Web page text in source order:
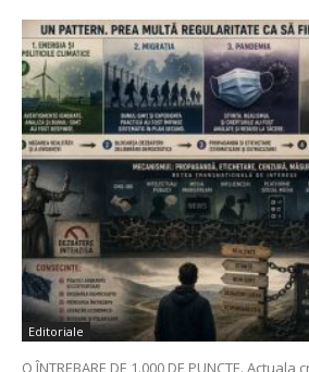
Editoriale
O ÎNTREBARE DE 1.000 DE PUNCTE.